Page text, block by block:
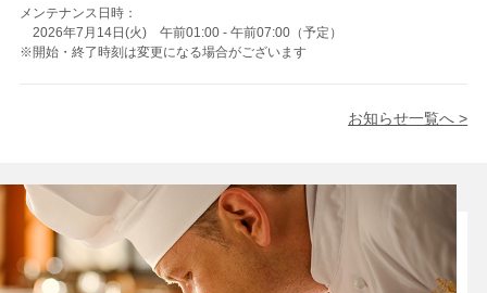
メンテナンス日時：
2026年7月14日(火) 午前01:00 - 午前07:00（予定）
※開始・終了時刻は変更になる場合がございます
お知らせ一覧へ >